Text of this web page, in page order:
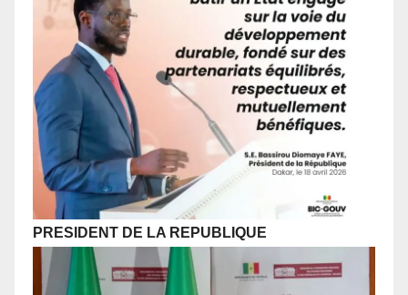
PRESIDENT DE LA REPUBLIQUE